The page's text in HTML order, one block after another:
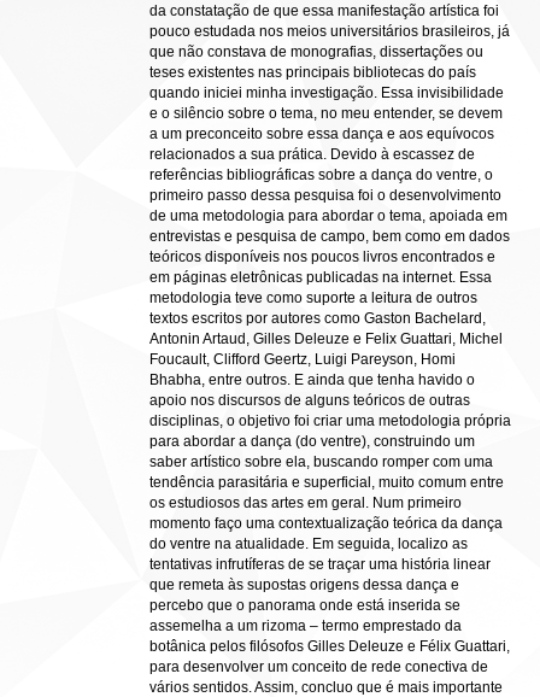
da constatação de que essa manifestação artística foi
pouco estudada nos meios universitários brasileiros, já
que não constava de monografias, dissertações ou
teses existentes nas principais bibliotecas do país
quando iniciei minha investigação. Essa invisibilidade
e o silêncio sobre o tema, no meu entender, se devem
a um preconceito sobre essa dança e aos equívocos
relacionados a sua prática. Devido à escassez de
referências bibliográficas sobre a dança do ventre, o
primeiro passo dessa pesquisa foi o desenvolvimento
de uma metodologia para abordar o tema, apoiada em
entrevistas e pesquisa de campo, bem como em dados
teóricos disponíveis nos poucos livros encontrados e
em páginas eletrônicas publicadas na internet. Essa
metodologia teve como suporte a leitura de outros
textos escritos por autores como Gaston Bachelard,
Antonin Artaud, Gilles Deleuze e Felix Guattari, Michel
Foucault, Clifford Geertz, Luigi Pareyson, Homi
Bhabha, entre outros. E ainda que tenha havido o
apoio nos discursos de alguns teóricos de outras
disciplinas, o objetivo foi criar uma metodologia própria
para abordar a dança (do ventre), construindo um
saber artístico sobre ela, buscando romper com uma
tendência parasitária e superficial, muito comum entre
os estudiosos das artes em geral. Num primeiro
momento faço uma contextualização teórica da dança
do ventre na atualidade. Em seguida, localizo as
tentativas infrutíferas de se traçar uma história linear
que remeta às supostas origens dessa dança e
percebo que o panorama onde está inserida se
assemelha a um rizoma – termo emprestado da
botânica pelos filósofos Gilles Deleuze e Félix Guattari,
para desenvolver um conceito de rede conectiva de
vários sentidos. Assim, concluo que é mais importante